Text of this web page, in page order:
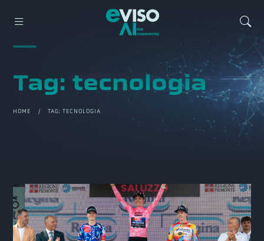
Tag: tecnologia
HOME / TAG: TECNOLOGIA